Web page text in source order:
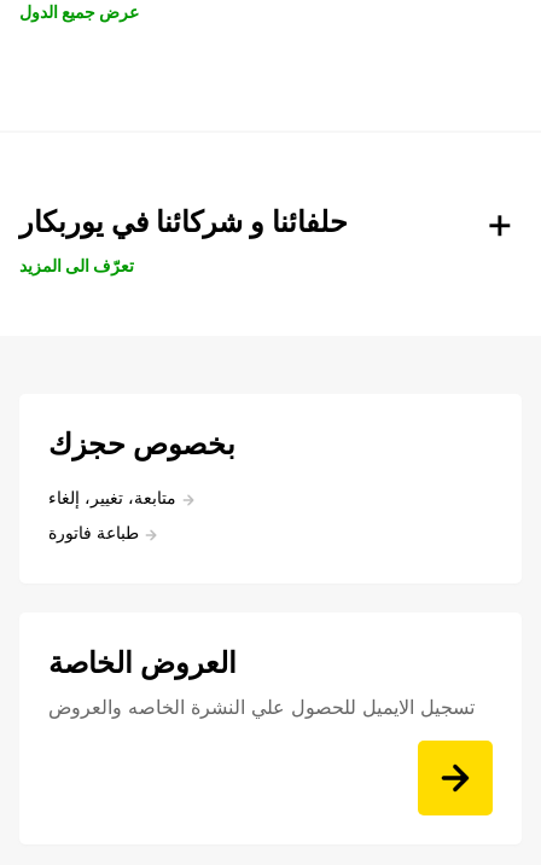
عرض جميع الدول
حلفائنا و شركائنا في يوربكار
تعرّف الى المزيد
بخصوص حجزك
متابعة، تغيير، إلغاء
طباعة فاتورة
العروض الخاصة
تسجيل الايميل للحصول علي النشرة الخاصه والعروض